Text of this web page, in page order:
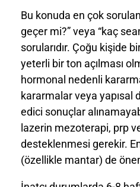
Bu konuda en çok
geçer mi?” veya “kaç
sorularıdır. Çoğu kişide
yeterli bir ton açılması
hormonal nedenli
kararmalar veya yapısal
edici sonuçlar
lazerin mezoterapi, prp
desteklenmesi gerekir.
(özellikle mantar) de